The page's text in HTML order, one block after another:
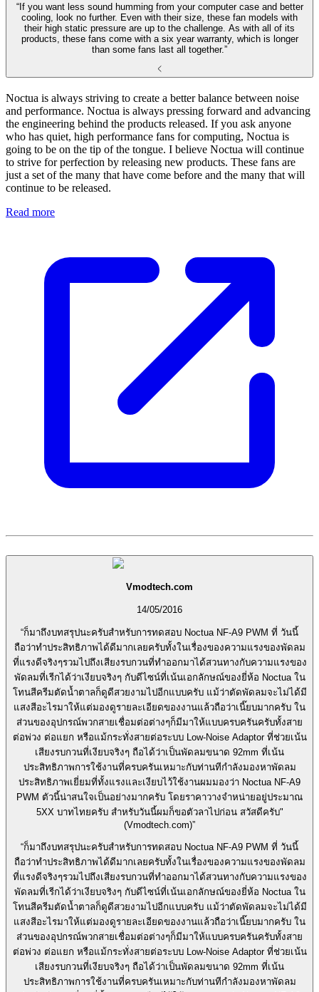
“If you want less sound humming from your computer case and better
cooling, look no further. Even with their size, these fan models with
their high static pressure are up to the challenge. As with all of its
products, these fans come with a six year warranty, which is longer
than some fans last all together.”
Noctua is always striving to create a better balance between noise
and performance. Noctua is always pressing forward and advancing
the engineering behind the products released. If you ask anyone
who has quiet, high performance fans for computing, Noctua is
going to be on the tip of the tongue. I believe Noctua will continue
to strive for perfection by releasing new products. These fans are
just a set of the many that have come before and the many that will
continue to be released.
Read more
Vmodtech.com
14/05/2016
“ก็มาถึงบทสรุปนะครับสำหรับการทดสอบ Noctua NF-A9 PWM ที่ วันนี้
ถือว่าทำประสิทธิภาพได้ดีมากเลยครับทั้งในเรื่องของความแรงของพัดลม
ที่แรงดีจริงๆรวมไปถึงเสียงรบกวนที่ทำออกมาได้สวนทางกับความแรงของ
พัดลมที่เรีกได้ว่าเงียบจริงๆ กับดีไซน์ที่เน้นเอกลักษณ์ของยี่ห้อ Noctua ใน
โทนสีครีมตัดน้ำตาลก็ดูดีสวยงามไปอีกแบบครับ แม้ว่าตัดพัดลมจะไม่ได้มี
แสงสีอะไรมาให้แต่มองดูรายละเอียดของงานแล้วถือว่าเนี๊ยบมากครับ ใน
ส่วนของอุปกรณ์พวกสายเชื่อมต่อต่างๆก็มีมาให้แบบครบครันครับทั้งสาย
ต่อพ่วง ต่อแยก หรือแม้กระทั่งสายต่อระบบ Low-Noise Adaptor ที่ช่วยเน้น
เสียงรบกวนที่เงียบจริงๆ ถือได้ว่าเป็นพัดลมขนาด 92mm ที่เน้น
ประสิทธิภาพการใช้งานที่ครบครันเหมาะกับท่านทีกำลังมองหาพัดลม
ประสิทธิภาพเยี่ยมที่ทั้งแรงและเงียบไว้ใช้งานผมมองว่า Noctua NF-A9
PWM ตัวนี้น่าสนใจเป็นอย่างมากครับ โดยราคาวางจำหน่ายอยู่ประมาณ
5XX บาทไทยครับ สำหรับวันนี้ผมก็ขอตัวลาไปก่อน สวัสดีครับ"
(Vmodtech.com)”
“ก็มาถึงบทสรุปนะครับสำหรับการทดสอบ Noctua NF-A9 PWM ที่ วันนี้
ถือว่าทำประสิทธิภาพได้ดีมากเลยครับทั้งในเรื่องของความแรงของพัดลม
ที่แรงดีจริงๆรวมไปถึงเสียงรบกวนที่ทำออกมาได้สวนทางกับความแรงของ
พัดลมที่เรีกได้ว่าเงียบจริงๆ กับดีไซน์ที่เน้นเอกลักษณ์ของยี่ห้อ Noctua ใน
โทนสีครีมตัดน้ำตาลก็ดูดีสวยงามไปอีกแบบครับ แม้ว่าตัดพัดลมจะไม่ได้มี
แสงสีอะไรมาให้แต่มองดูรายละเอียดของงานแล้วถือว่าเนี๊ยบมากครับ ใน
ส่วนของอุปกรณ์พวกสายเชื่อมต่อต่างๆก็มีมาให้แบบครบครันครับทั้งสาย
ต่อพ่วง ต่อแยก หรือแม้กระทั่งสายต่อระบบ Low-Noise Adaptor ที่ช่วยเน้น
เสียงรบกวนที่เงียบจริงๆ ถือได้ว่าเป็นพัดลมขนาด 92mm ที่เน้น
ประสิทธิภาพการใช้งานที่ครบครันเหมาะกับท่านทีกำลังมองหาพัดลม